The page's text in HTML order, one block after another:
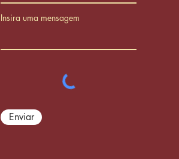
Insira uma mensagem
Enviar